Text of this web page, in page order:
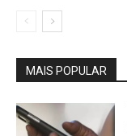
MAIS POPULAR